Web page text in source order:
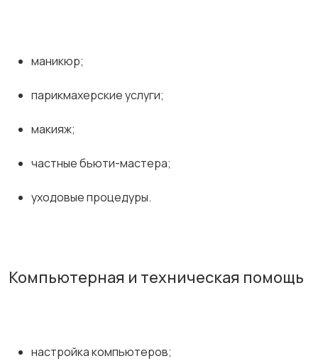
маникюр;
парикмахерские услуги;
макияж;
частные бьюти-мастера;
уходовые процедуры.
Компьютерная и техническая помощь
настройка компьютеров;